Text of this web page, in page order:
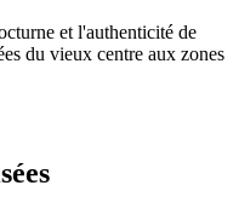
et l'authenticité de
du vieux centre aux zones